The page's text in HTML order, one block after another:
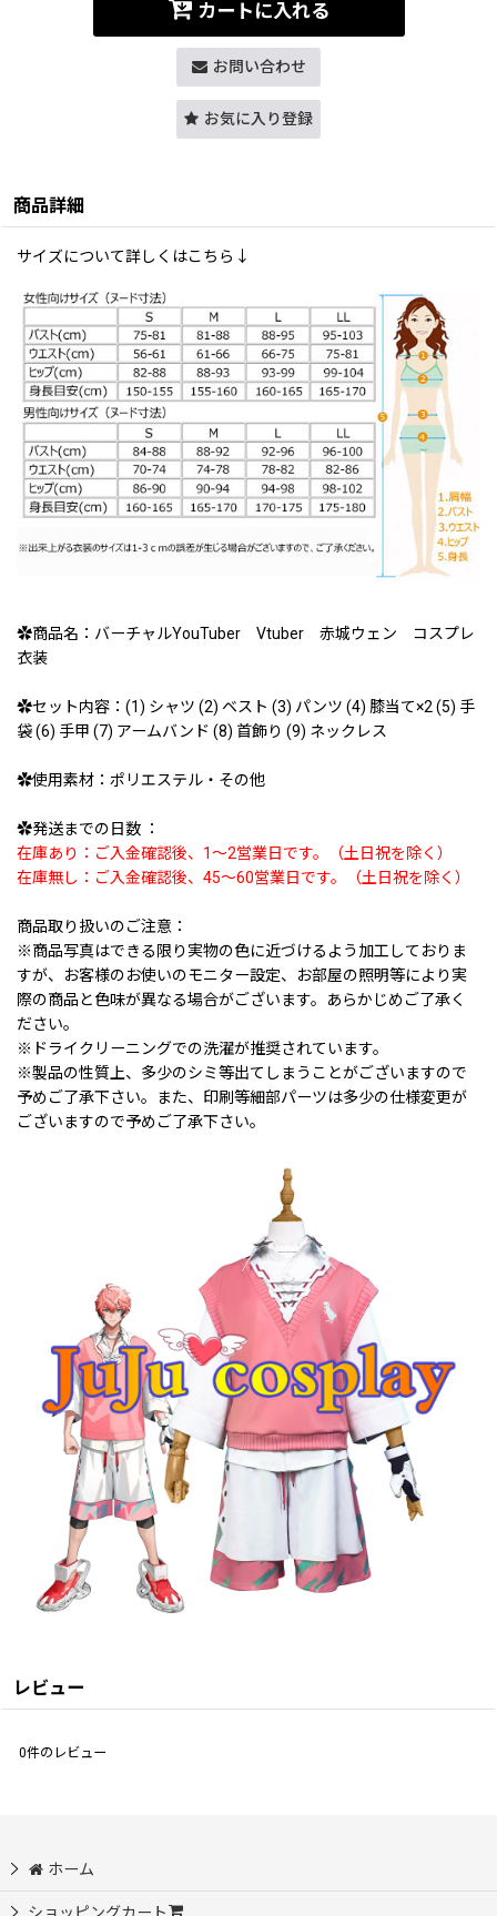
カートに入れる
お問い合わせ
お気に入り登録
商品詳細
サイズについて詳しくはこちら↓
✿商品名：バーチャルYouTuber Vtuber 赤城ウェン コスプレ
衣装
✿セット内容：(1) シャツ (2) ベスト (3) パンツ (4) 膝当て×2 (5) 手
袋 (6) 手甲 (7) アームバンド (8) 首飾り (9) ネックレス
✿使用素材：ポリエステル・その他
✿発送までの日数 ：
在庫あり：ご入金確認後、1〜2営業日です。（土日祝を除く）
在庫無し：ご入金確認後、45〜60営業日です。（土日祝を除く）
商品取り扱いのご注意：
※商品写真はできる限り実物の色に近づけるよう加工しておりま
すが、お客様のお使いのモニター設定、お部屋の照明等により実
際の商品と色味が異なる場合がございます。あらかじめご了承く
ださい。
※ドライクリーニングでの洗濯が推奨されています。
※製品の性質上、多少のシミ等出てしまうことがございますので
予めご了承下さい。また、印刷等細部パーツは多少の仕様変更が
ございますので予めご了承下さい。
レビュー
0件のレビュー
ホーム